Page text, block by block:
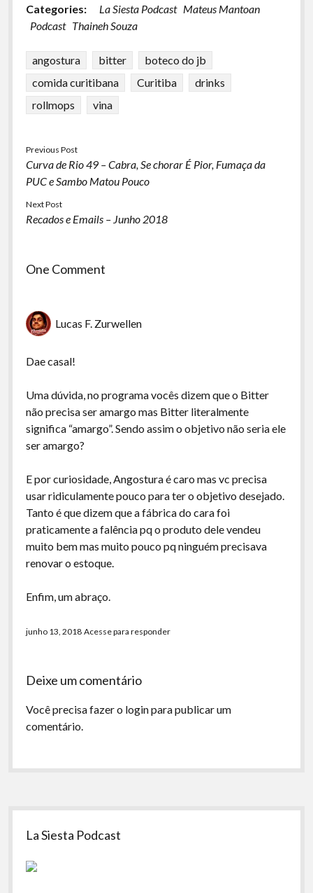
Categories: La Siesta Podcast Mateus Mantoan
Podcast Thaineh Souza
angostura bitter
boteco do jb
comida curitibana
Curitiba
drinks
rollmops
vina
Previous Post
Curva de Rio 49 – Cabra, Se chorar É Pior, Fumaça da
PUC e Sambo Matou Pouco
Next Post
Recados e Emails – Junho 2018
One Comment
Lucas F. Zurwellen
Dae casal!
Uma dúvida, no programa vocês dizem que o Bitter
não precisa ser amargo mas Bitter literalmente
significa “amargo”. Sendo assim o objetivo não seria ele
ser amargo?
E por curiosidade, Angostura é caro mas vc precisa
usar ridiculamente pouco para ter o objetivo desejado.
Tanto é que dizem que a fábrica do cara foi
praticamente a falência pq o produto dele vendeu
muito bem mas muito pouco pq ninguém precisava
renovar o estoque.
Enfim, um abraço.
junho 13, 2018 Acesse para responder
Deixe um comentário
Você precisa fazer o loginpara publicar um
comentário.
Sidebar
La Siesta Podcast